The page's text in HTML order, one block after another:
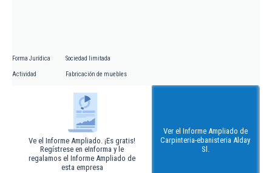
Forma Jurídica Sociedad limitada
Actividad Fabricación de muebles
Ve el Informe Ampliado. ¡Es gratis!
Regístrese en eInforma y le
regalamos el Informe Ampliado de
esta empresa
Ver el Informe Ampliado de
Carpinteria-ebanisteria Alday
Sl.